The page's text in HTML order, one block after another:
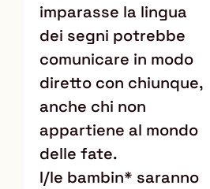
imparasse la lingua
dei segni potrebbe
comunicare in modo
diretto con chiunque,
anche chi non
appartiene al mondo
delle fate.
I/le bambin* saranno